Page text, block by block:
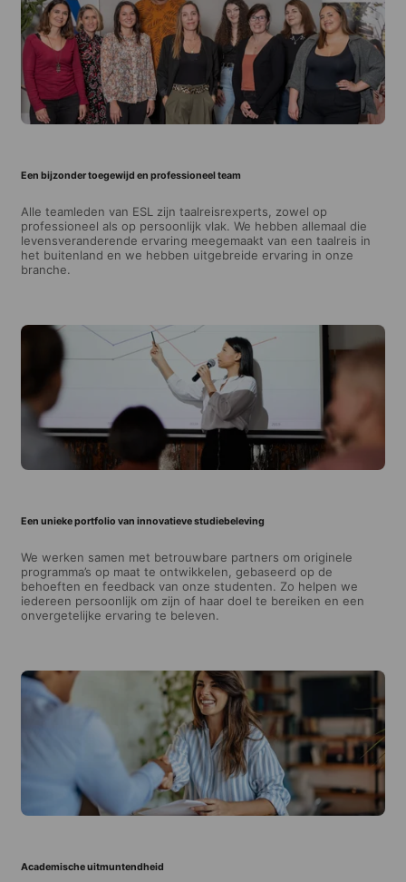
Een bijzonder toegewijd en professioneel team
Alle teamleden van ESL zijn taalreisrexperts, zowel op
professioneel als op persoonlijk vlak. We hebben allemaal die
levensveranderende ervaring meegemaakt van een taalreis in
het buitenland en we hebben uitgebreide ervaring in onze
branche.
Een unieke portfolio van innovatieve studiebeleving
We werken samen met betrouwbare partners om originele
programma’s op maat te ontwikkelen, gebaseerd op de
behoeften en feedback van onze studenten. Zo helpen we
iedereen persoonlijk om zijn of haar doel te bereiken en een
onvergetelijke ervaring te beleven.
Academische uitmuntendheid